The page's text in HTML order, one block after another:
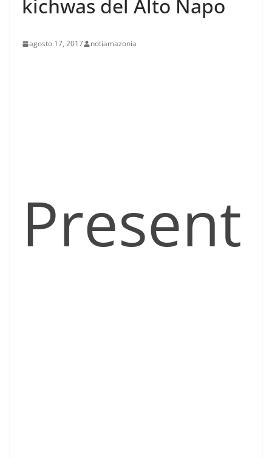
kichwas del Alto Napo
agosto 17, 2017 notiamazonia
Present